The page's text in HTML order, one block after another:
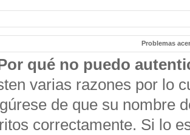
Problemas
qué no puedo
varias razones por lo
de que su nombre
correctamente. Si lo